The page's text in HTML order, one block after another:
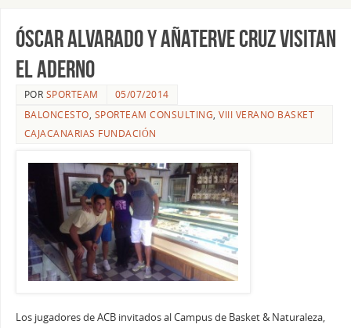
Óscar Alvarado y Añaterve Cruz visitan
El Aderno
POR SPORTEAM
05/07/2014
BALONCESTO, SPORTEAM CONSULTING,VIII VERANO BASKET
CAJACANARIAS FUNDACIÓN
Los jugadores de ACB invitados al Campus de Basket & Naturaleza,